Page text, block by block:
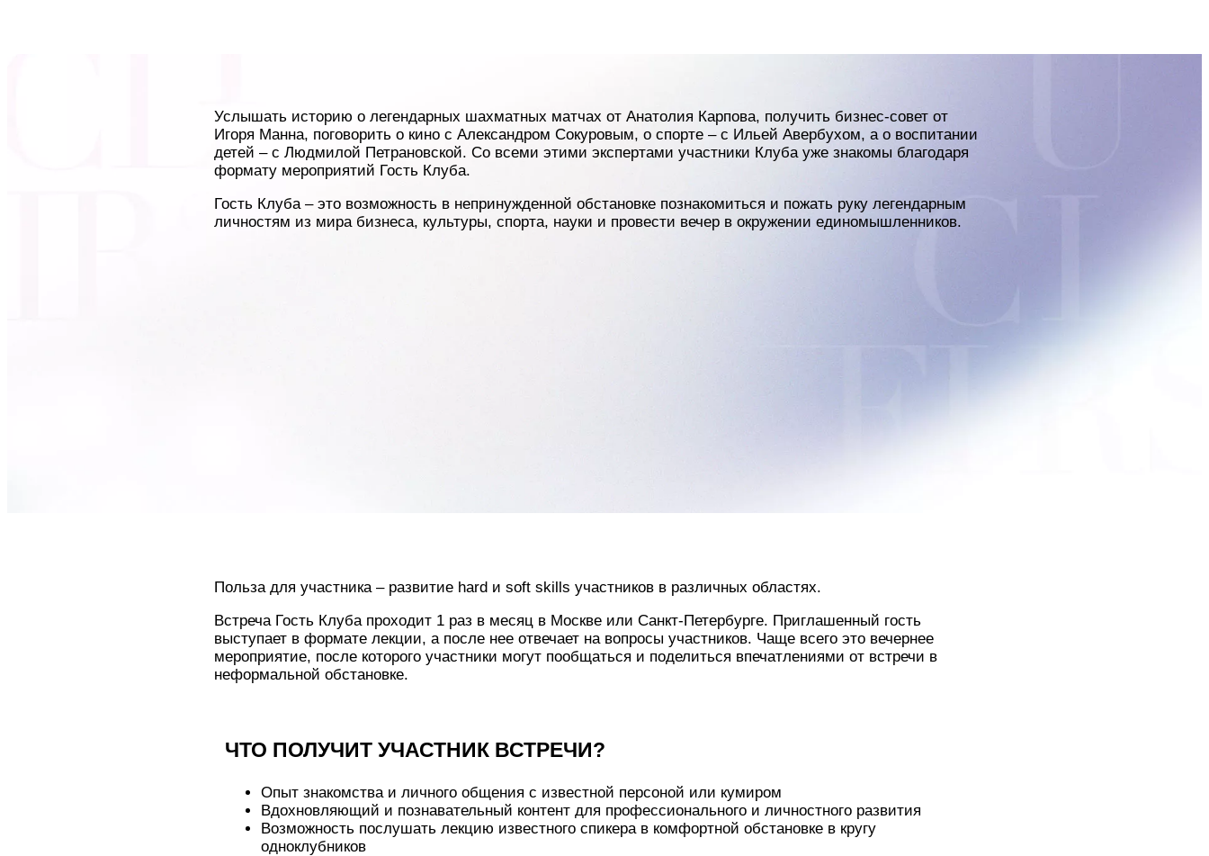
Услышать историю о легендарных шахматных матчах от Анатолия Карпова, получить бизнес-совет от
Игоря Манна, поговорить о кино с Александром Сокуровым, о спорте – с Ильей Авербухом, а о воспитании
детей – с Людмилой Петрановской. Со всеми этими экспертами участники Клуба уже знакомы благодаря
формату мероприятий Гость Клуба.
Гость Клуба – это возможность в непринужденной обстановке познакомиться и пожать руку легендарным
личностям из мира бизнеса, культуры, спорта, науки и провести вечер в окружении единомышленников.
Польза для участника – развитие hard и soft skills участников в различных областях.
Встреча Гость Клуба проходит 1 раз в месяц в Москве или Санкт-Петербурге. Приглашенный гость
выступает в формате лекции, а после нее отвечает на вопросы участников. Чаще всего это вечернее
мероприятие, после которого участники могут пообщаться и поделиться впечатлениями от встречи в
неформальной обстановке.
ЧТО ПОЛУЧИТ УЧАСТНИК ВСТРЕЧИ?
Опыт знакомства и личного общения с известной персоной или кумиром
Вдохновляющий и познавательный контент для профессионального и личностного развития
Возможность послушать лекцию известного спикера в комфортной обстановке в кругу
одноклубников